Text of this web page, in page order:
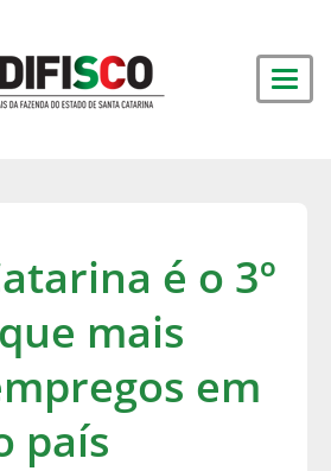
é o 3º
mais
em
país